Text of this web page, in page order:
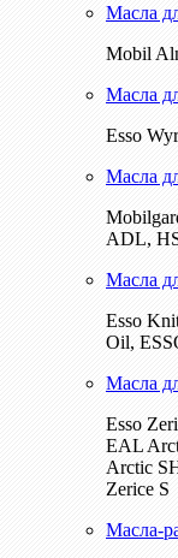
Масла
Mobil
Масла
Esso
Масла
ADL,
Масла
Esso
Oil,
Масла
Esso
EAL
Arctic
Zerice S
Масла-